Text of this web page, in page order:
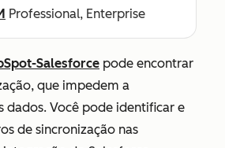
Professional, Enterprise
Salesforce pode encontrar
que impedem a
dados. Você pode identificar e
de sincronização nas